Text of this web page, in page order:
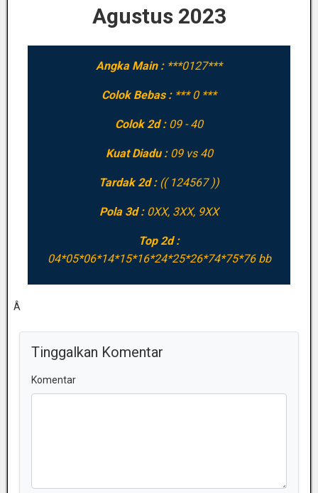
Agustus 2023
Angka Main : ***0127***
Colok Bebas : *** 0 ***
Colok 2d : 09 - 40
Kuat Diadu : 09 vs 40
Tardak 2d : (( 124567 ))
Pola 3d : 0XX, 3XX, 9XX
Top 2d :
04*05*06*14*15*16*24*25*26*74*75*76 bb
Â
Tinggalkan Komentar
Komentar